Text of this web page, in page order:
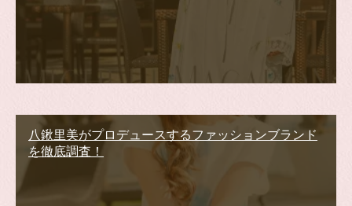
八鍬里美がプロデュースするファッションブランド
を徹底調査！